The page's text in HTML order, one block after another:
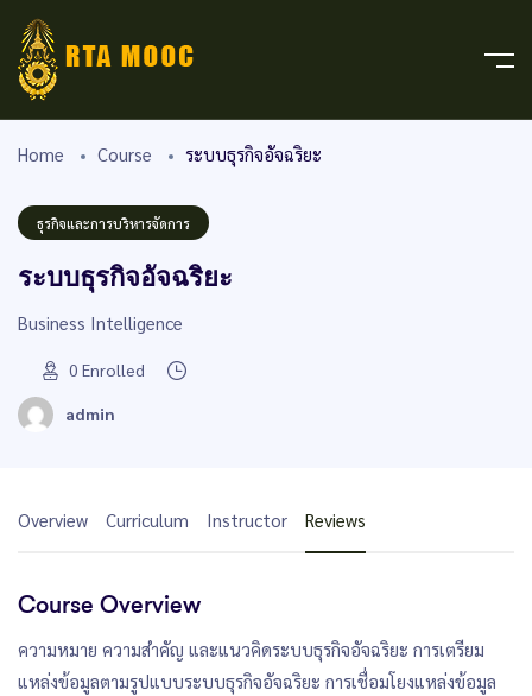
Home Course ระบบธุรกิจอัจฉริยะ
ธุรกิจและการบริหารจัดการ
ระบบธุรกิจอัจฉริยะ
Business Intelligence
0 Enrolled
admin
Overview Curriculum Instructor Reviews
Course Overview
ความหมาย ความสำคัญ และแนวคิดระบบธุรกิจอัจฉริยะ การเตรียม
แหล่งข้อมูลตามรูปแบบระบบธุรกิจอัจฉริยะ การเชื่อมโยงแหล่งข้อมูล